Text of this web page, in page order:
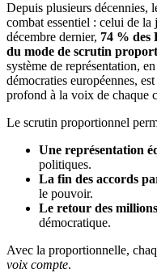
Depuis plusieurs décennies,
combat essentiel : celui de
décembre dernier, 74 % des
du mode de scrutin
système de représentation,
démocraties européennes,
profond à la voix de chaque
Le scrutin proportionnel
Une représentation
politiques.
La fin des accords
le pouvoir.
Le retour des
démocratique.
Avec la proportionnelle,
voix compte.